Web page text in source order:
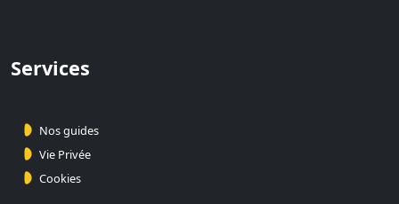
Services
Nos guides
Vie Privée
Cookies